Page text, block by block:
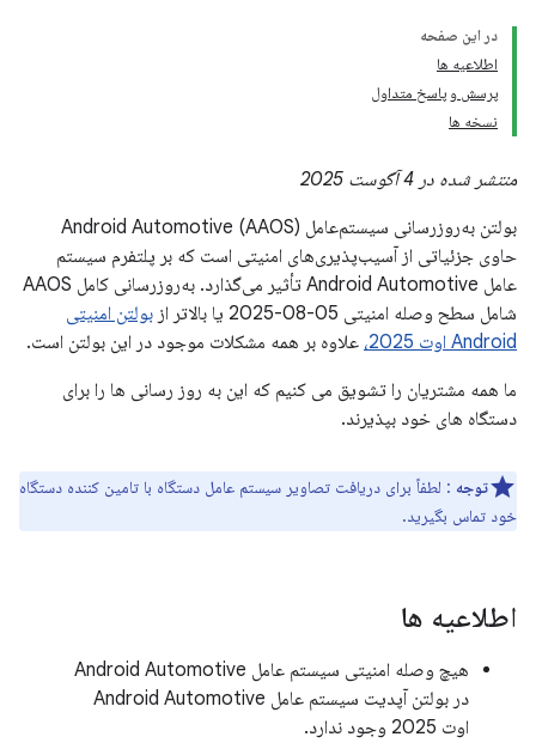
در این صفحه
اطلاعیه ها
پرسش و پاسخ متداول
نسخه ها
منتشر شده در 4 آگوست 2025
بولتن به‌روزرسانی سیستم‌عامل Android Automotive (AAOS)
حاوی جزئیاتی از آسیب‌پذیری‌های امنیتی است که بر پلتفرم سیستم
عامل Android Automotive تأثیر می‌گذارد. به‌روزرسانی کامل AAOS
شامل سطح وصله امنیتی 05-08-2025 یا بالاتر از
بولتن امنیتی
Android اوت 2025،
علاوه بر همه مشکلات موجود در این بولتن است.
ما همه مشتریان را تشویق می کنیم که این به روز رسانی ها را برای
دستگاه های خود بپذیرند.
توجه : لطفاً برای دریافت تصاویر سیستم عامل دستگاه با تامین کننده دستگاه
خود تماس بگیرید.
اطلاعیه ها
هیچ وصله امنیتی سیستم عامل Android Automotive
در بولتن آپدیت سیستم عامل Android Automotive
اوت 2025 وجود ندارد.